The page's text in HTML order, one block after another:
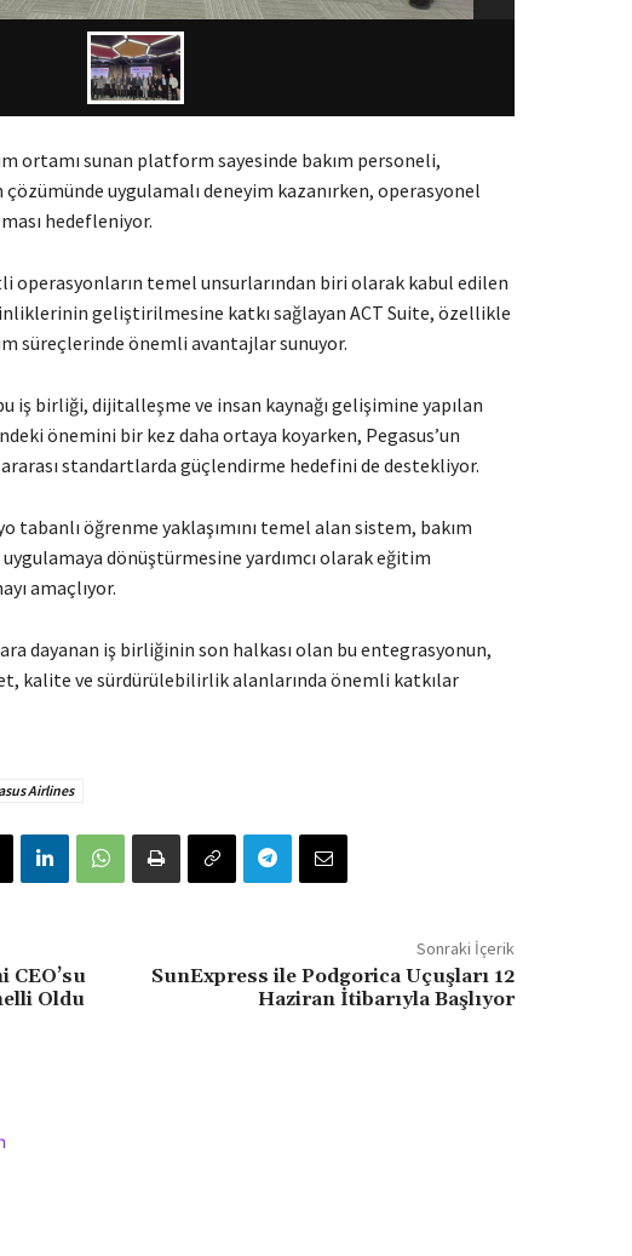
ortamı sunan platform sayesinde bakım personeli,
uygulamalı deneyim kazanırken, operasyonel
hedefleniyor.
operasyonların temel unsurlarından biri olarak kabul edilen
geliştirilmesine katkı sağlayan ACT Suite, özellikle
süreçlerinde önemli avantajlar sunuyor.
iş birliği, dijitalleşme ve insan kaynağı gelişimine yapılan
önemini bir kez daha ortaya koyarken, Pegasus’un
standartlarda güçlendirme hedefini de destekliyor.
tabanlı öğrenme yaklaşımını temel alan sistem, bakım
dönüştürmesine yardımcı olarak eğitim
amaçlıyor.
dayanan iş birliğinin son halkası olan bu entegrasyonun,
kalite ve sürdürülebilirlik alanlarında önemli katkılar
Airlines
CEO’su
Oldu
Sonraki İçerik
SunExpress ile Podgorica Uçuşları 12
Haziran İtibarıyla Başlıyor